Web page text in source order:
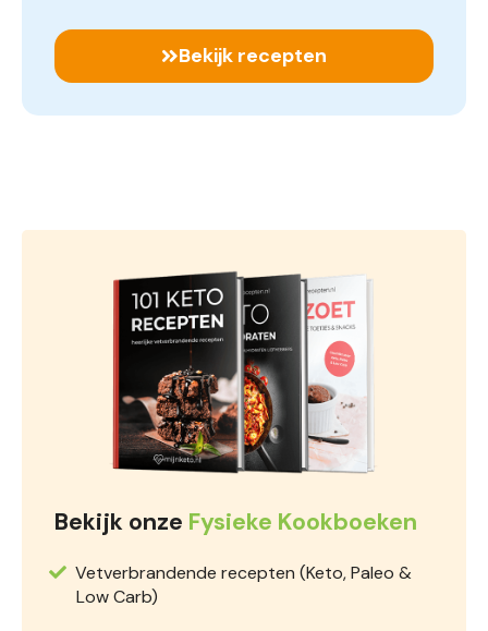
Bekijk recepten
Bekijk onze Fysieke Kookboeken
Vetverbrandende recepten (Keto, Paleo &
Low Carb)